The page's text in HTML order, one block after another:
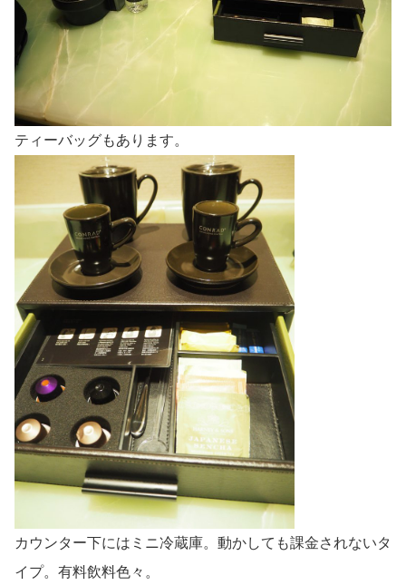
ティーバッグもあります。
カウンター下にはミニ冷蔵庫。動かしても課金されないタ
イプ。有料飲料色々。